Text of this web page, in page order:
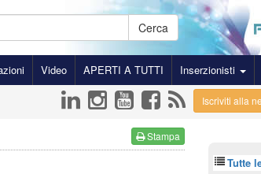
Cerca
Video APERTI A TUTTI Inserzionisti
Iscriviti alla
Stampa
Tutte